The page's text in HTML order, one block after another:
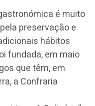
é muito
preservação e
hábitos
fundada, em maio
que têm, em
a Confraria